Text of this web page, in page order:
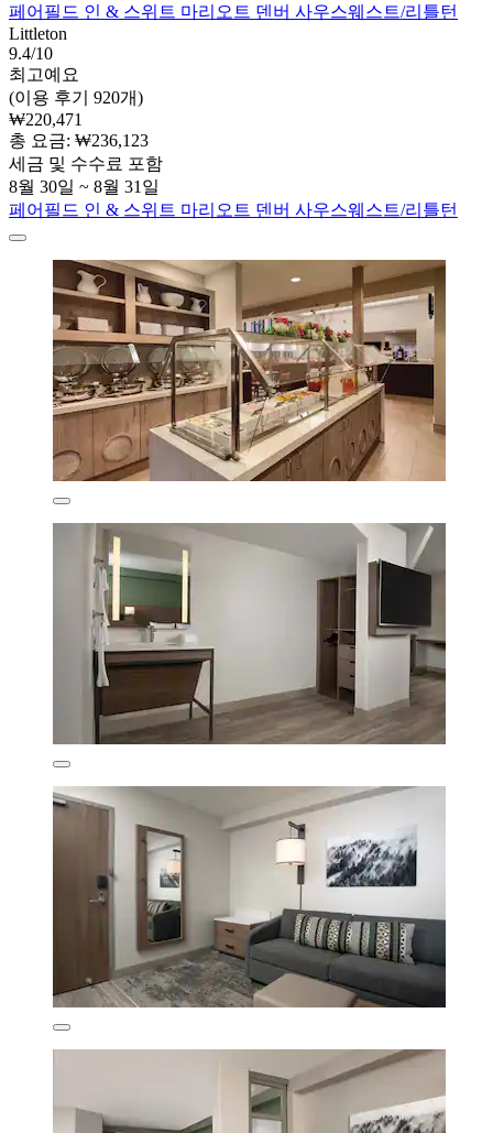
페어필드 인 & 스위트 마리오트 덴버 사우스웨스트/리틀턴
Littleton
9.4/10
최고예요
(이용 후기 920개)
₩220,471
총 요금: ₩236,123
세금 및 수수료 포함
8월 30일 ~ 8월 31일
페어필드 인 & 스위트 마리오트 덴버 사우스웨스트/리틀턴